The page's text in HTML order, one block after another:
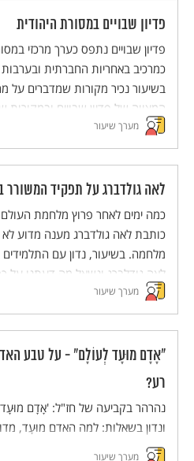
פדיון שבויים במסורת היהודית
פדיון שבויים נתפס כערך מרכזי
כמרכיב באחריות החברתית
בשיעור נכיר מקורות שמדברים על
המצווה של פדיון שבויים ובמקורות
במגבלות על חיוב זה. נקיים דיון
מקורות על הערך ועל יישומו
מערך שיעור
לאה גולדברג על תפקיד המשורר
כמה ימים לאחר פרוץ מלחמת העולם
כותבת לאה גולדברג מענה מדוע לא
מלחמה. בשיעור, נדון עם
לאה גודלברג ונשאל מה דעתנו על
שיעור לימים קשים.
מערך שיעור
"אָדָם מוּעָד לְעוֹלָם" - על טבע
רע?
נהרהר בקביעה של חז"ל: 'אָדָם
ונדון בשאלות: למה האדם מוּעָד,
להזיק כמו חיות שאינן מאולפות?
מערך שיעור